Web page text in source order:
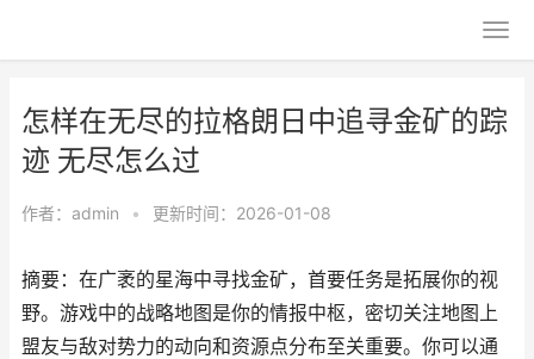
怎样在无尽的拉格朗日中追寻金矿的踪
迹 无尽怎么过
作者： admin • 更新时间：2026-01-08
摘要：在广袤的星海中寻找金矿，首要任务是拓展你的视
野。游戏中的战略地图是你的情报中枢，密切关注地图上
盟友与敌对势力的动向和资源点分布至关重要。你可以通